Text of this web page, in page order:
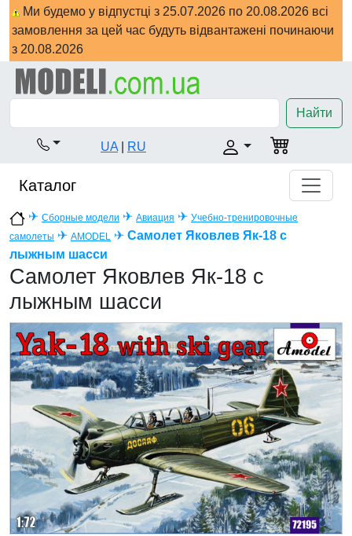
Ми будемо у відпустці з 25.07.2026 по 20.08.2026 всі
замовлення за цей час будуть відвантажені починаючи
з 20.08.2026
Найти
UA RU
Каталог
✈ Сборные модели ✈ Авиация ✈ Учебно-тренировочные
самолеты ✈ AMODEL ✈ Самолет Яковлев Як-18 с
лыжным шасси
Самолет Яковлев Як-18 с
лыжным шасси